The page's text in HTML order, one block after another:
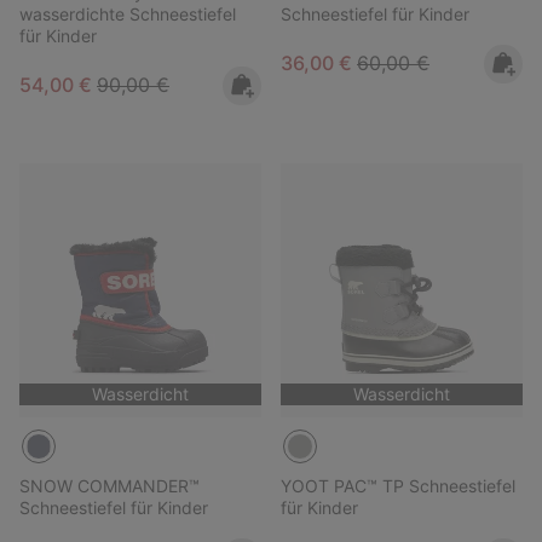
wasserdichte Schneestiefel
für Kinder
Sale price:
54,00 € Regular price:
90,00 €
Schneestiefel für Kinder
Sale price:
36,00 € Regular price:
60,00 €
Wasserdicht
SNOW COMMANDER™
Schneestiefel für Kinder
Wasserdicht
YOOT PAC™ TP Schneestiefel
für Kinder